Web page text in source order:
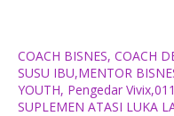
COACH BISNES, COACH
SUSU IBU,MENTOR
YOUTH, Pengedar
SUPLEMEN ATASI LUKA